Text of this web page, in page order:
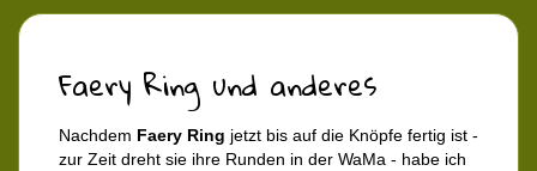
Faery Ring und anderes
Nachdem Faery Ring jetzt bis auf die Knöpfe fertig ist -
zur Zeit dreht sie ihre Runden in der WaMa - habe ich